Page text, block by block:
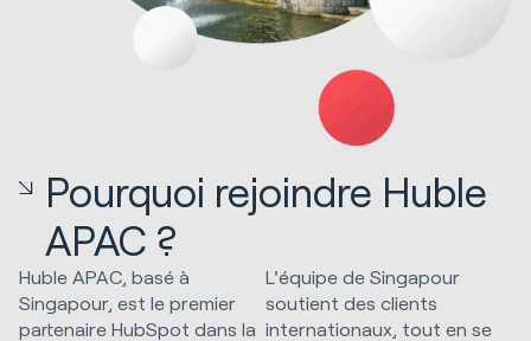
Pourquoi rejoindre Huble
APAC ?
Huble APAC, basé à
Singapour, est le premier
partenaire HubSpot dans la
L'équipe de Singapour
soutient des clients
internationaux, tout en se